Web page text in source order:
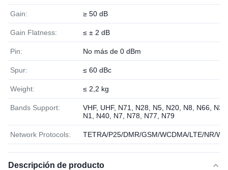
Gain: ≥ 50 dB
Gain Flatness: ≤ ± 2 dB
Pin: No más de 0 dBm
Spur: ≤ 60 dBc
Weight: ≤ 2,2 kg
Bands Support:
VHF, UHF, N71, N28, N5, N20, N8, N66, N3,
N1, N40, N7, N78, N77, N79
Network Protocols: TETRA/P25/DMR/GSM/WCDMA/LTE/NR/
Descripción de producto